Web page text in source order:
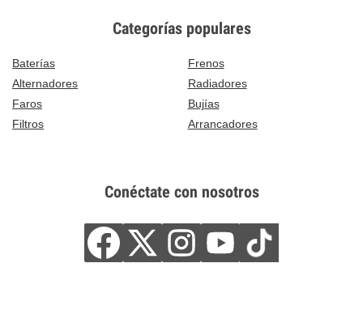
Categorías populares
Baterías
Frenos
Alternadores
Radiadores
Faros
Bujías
Filtros
Arrancadores
Conéctate con nosotros